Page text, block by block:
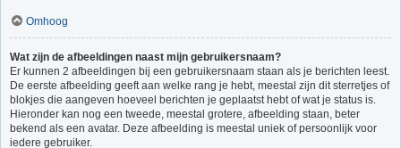
Omhoog
Wat zijn de afbeeldingen naast mijn gebruikersnaam?
Er kunnen 2 afbeeldingen bij een gebruikersnaam staan als je berichten leest.
De eerste afbeelding geeft aan welke rang je hebt, meestal zijn dit sterretjes of
blokjes die aangeven hoeveel berichten je geplaatst hebt of wat je status is.
Hieronder kan nog een tweede, meestal grotere, afbeelding staan, beter
bekend als een avatar. Deze afbeelding is meestal uniek of persoonlijk voor
iedere gebruiker.